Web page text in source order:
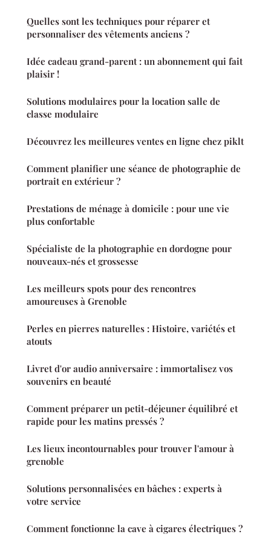
Quelles sont les techniques pour réparer et
personnaliser des vêtements anciens ?
Idée cadeau grand-parent : un abonnement qui fait
plaisir !
Solutions modulaires pour la location salle de
classe modulaire
Découvrez les meilleures ventes en ligne chez piklt
Comment planifier une séance de photographie de
portrait en extérieur ?
Prestations de ménage à domicile : pour une vie
plus confortable
Spécialiste de la photographie en dordogne pour
nouveaux-nés et grossesse
Les meilleurs spots pour des rencontres
amoureuses à Grenoble
Perles en pierres naturelles : Histoire, variétés et
atouts
Livret d'or audio anniversaire : immortalisez vos
souvenirs en beauté
Comment préparer un petit-déjeuner équilibré et
rapide pour les matins pressés ?
Les lieux incontournables pour trouver l'amour à
grenoble
Solutions personnalisées en bâches : experts à
votre service
Comment fonctionne la cave à cigares électriques ?